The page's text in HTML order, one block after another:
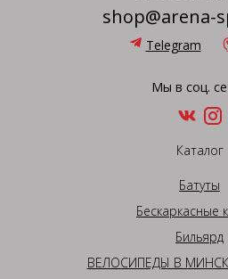
shop@arena-
Telegram
Мы в соц.
Каталог
Батуты
Бескаркасные
Бильярд
ВЕЛОСИПЕДЫ В